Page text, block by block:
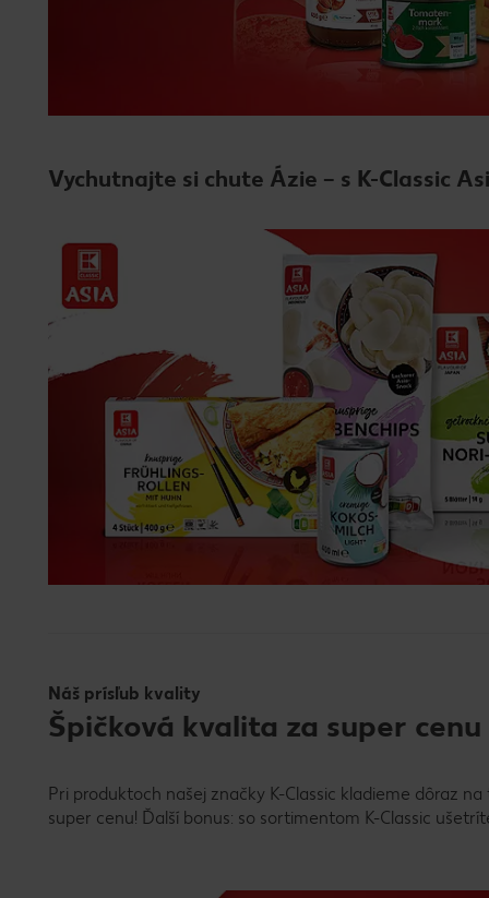
Vychutnajte si chute Ázie – s K-Classic
Náš prísľub kvality
Špičková kvalita za super cenu
Pri produktoch našej značky K-Classic kladieme dôraz
super cenu! Ďalší bonus: so sortimentom K-Classic